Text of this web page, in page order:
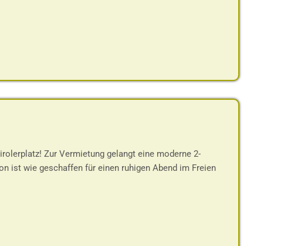
Zur Vermietung gelangt eine moderne 2-
ist wie geschaffen für einen ruhigen Abend im Freien